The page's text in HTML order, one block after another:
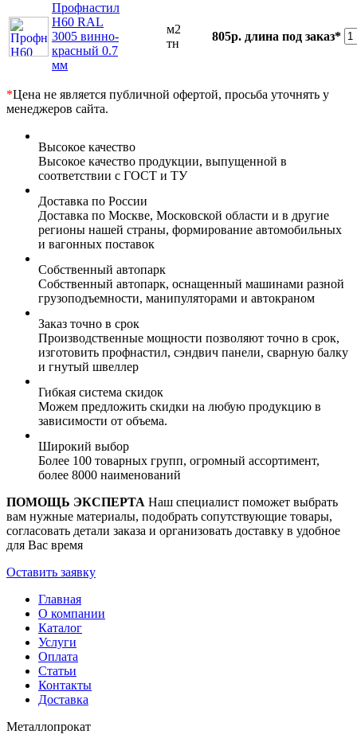
Профнастил
Н60 RAL
3005 винно-
красный 0.7
мм
м2
тн
805р. длина под заказ*
*Цена не является публичной офертой, просьба уточнять у
менеджеров сайта.
Высокое качество
Высокое качество продукции, выпущенной в
соответствии с ГОСТ и ТУ
Доставка по России
Доставка по Москве, Московской области и в другие
регионы нашей страны, формирование автомобильных
и вагонных поставок
Собственный автопарк
Собственный автопарк, оснащенный машинами разной
грузоподъемности, манипуляторами и автокраном
Заказ точно в срок
Производственные мощности позволяют точно в срок,
изготовить профнастил, сэндвич панели, сварную балку
и гнутый швеллер
Гибкая система скидок
Можем предложить скидки на любую продукцию в
зависимости от объема.
Широкий выбор
Более 100 товарных групп, огромный ассортимент,
более 8000 наименований
ПОМОЩЬ ЭКСПЕРТА Наш специалист поможет выбрать
вам нужные материалы, подобрать сопутствующие товары,
согласовать детали заказа и организовать доставку в удобное
для Вас время
Оставить заявку
Главная
О компании
Каталог
Услуги
Оплата
Статьи
Контакты
Доставка
Металлопрокат